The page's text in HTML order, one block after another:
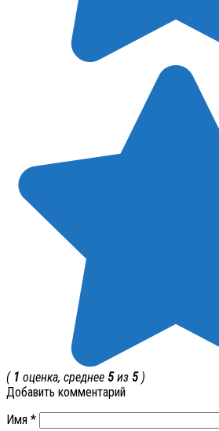
( 1 оценка, среднее 5из 5)
Добавить комментарий
Имя *